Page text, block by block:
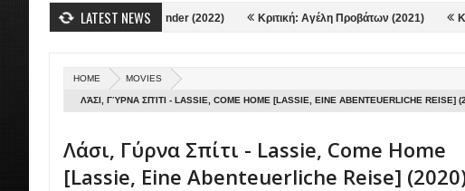
LATEST NEWS
Thor: Love and Thunder (2022) Κριτική: Αγέλη Προβάτων (2021) Κριτική:
HOME MOVIES
ΛΆΣΙ, ΓΎΡΝΑ ΣΠΊΤΙ - LASSIE, COME HOME [LASSIE, EINE ABENTEUERLICHE REISE]
Λάσι, Γύρνα Σπίτι - Lassie, Come Home
[Lassie, Eine Abenteuerliche Reise]